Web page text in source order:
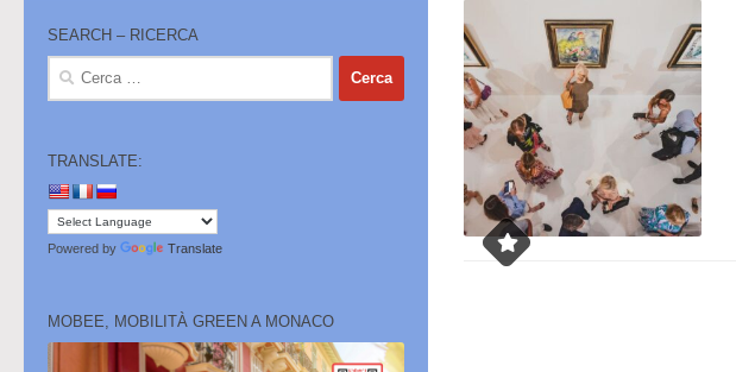
SEARCH – RICERCA
Ricerca
TRANSLATE:
Powered by Translate
MOBEE, MOBILITÀ GREEN A MONACO